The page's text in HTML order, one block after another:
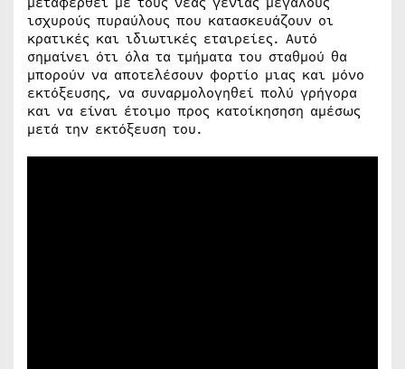
ισχυρούς πυραύλους που κατασκευάζουν οι
κρατικές και ιδιωτικές εταιρείες. Αυτό
σημαίνει ότι όλα τα τμήματα του σταθμού θα
μπορούν να αποτελέσουν φορτίο μιας και μόνο
εκτόξευσης, να συναρμολογηθεί πολύ γρήγορα
και να είναι έτοιμο προς κατοίκησηση αμέσως
μετά την εκτόξευση του.